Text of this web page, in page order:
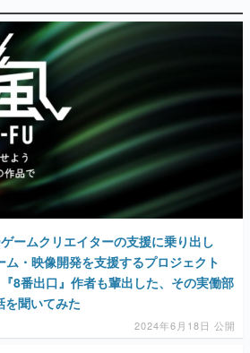
たり〜ゲームクリエイターの青春〜
』『ペンと箸』等で知られるマンガ家・田中圭
ゲーム業界レポートマンガです。
ムは面白い？
・hamatsu氏がゲームの魅力を画面や操作の
ら解き明かしていく、硬派で骨太な評論連載
変えた日本語
裏技」「ラスボス」… ゲームにまつわる言葉
の変遷を、コンピューター文化史研究家・タ
徹底調査。
ームクリエイターの支援に乗り出し
・映像開発を支援するプロジェクト
8番出口』作者も輩出した、その実働部
聞いてみた
2024年6月18日 公開